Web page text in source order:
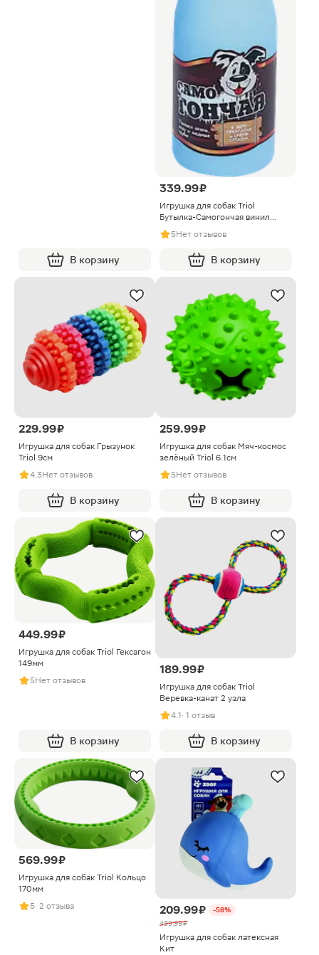
В корзину
339.99 ₽
Игрушка для собак Triol
Бутылка-Самогончая винил
220мм
5Нет отзывов
В корзину
229.99 ₽
Игрушка для собак Грызунок
Triol 9см
4.3Нет отзывов
В корзину
259.99 ₽
Игрушка для собак Мяч-космос
зелёный Triol 6.1см
5Нет отзывов
В корзину
449.99 ₽
Игрушка для собак Triol Гексагон
149мм
5Нет отзывов
В корзину
189.99 ₽
Игрушка для собак Triol
Веревка-канат 2 узла
4.1· 1 отзыв
В корзину
569.99 ₽
Игрушка для собак Triol Кольцо
170мм
5· 2 отзыва 209.99 ₽
-58%
499.99 ₽
Игрушка для собак латексная
Кит